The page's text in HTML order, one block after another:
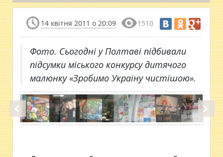
14 квітня 2011 о 20:09 1510
Фото. Сьогодні у Полтаві підбивали
підсумки міського конкурсу дитячого
малюнку «Зробимо Україну чистішою».